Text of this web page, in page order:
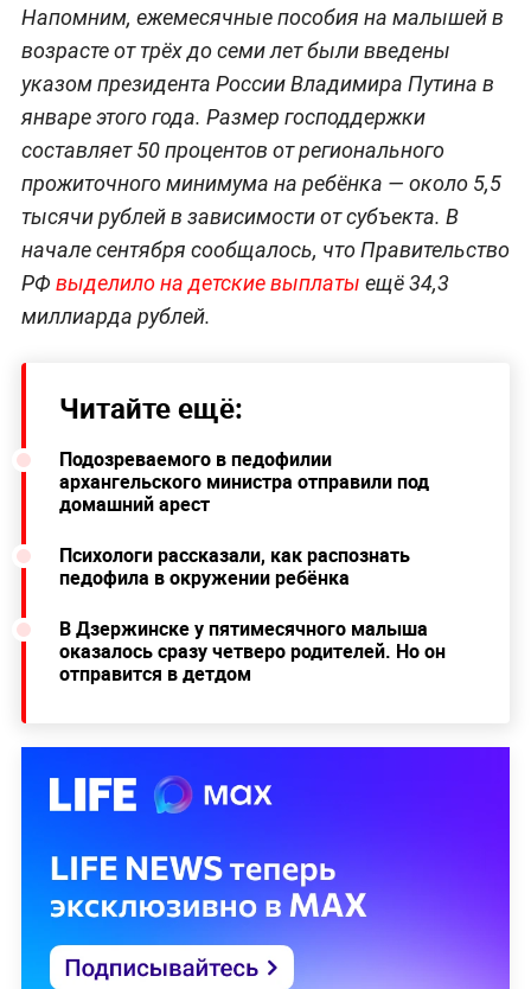
Напомним, ежемесячные пособия на малышей в
возрасте от трёх до семи лет были введены
указом президента России Владимира Путина в
январе этого года. Размер господдержки
составляет 50 процентов от регионального
прожиточного минимума на ребёнка — около 5,5
тысячи рублей в зависимости от субъекта. В
начале сентября сообщалось, что Правительство
РФ выделило на детские выплаты ещё 34,3
миллиарда рублей.
Читайте ещё:
Подозреваемого в педофилии
архангельского министра отправили под
домашний арест
Психологи рассказали, как распознать
педофила в окружении ребёнка
В Дзержинске у пятимесячного малыша
оказалось сразу четверо родителей. Но он
отправится в детдом